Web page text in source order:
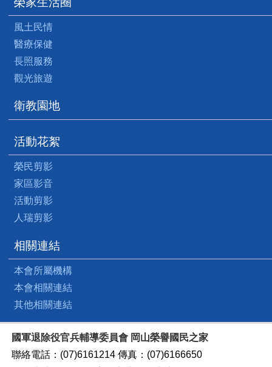
風土民情
醫療保健
長照服務
觀光旅遊
衛教園地
活動花絮
榮民剪影
家區影音
活動剪影
人瑞剪影
相關連結
本會所屬機構
本會相關連結
其他相關連結
國軍退除役官兵輔導委員會 岡山榮譽國民之家
聯絡電話：(07)6161214 傳真：(07)6166650